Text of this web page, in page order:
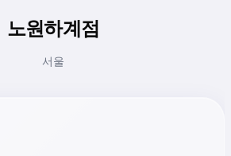
노원하계점
서울